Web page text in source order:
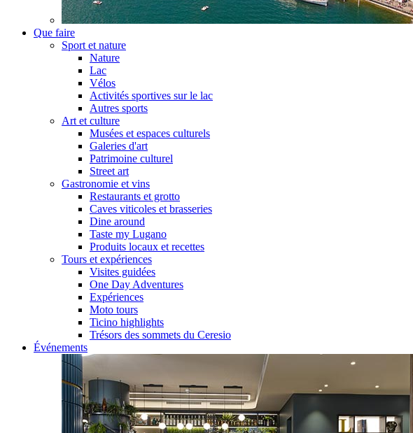
Que faire
Sport et nature
Nature
Lac
Vélos
Activités sportives sur le lac
Autres sports
Art et culture
Musées et espaces culturels
Galeries d'art
Patrimoine culturel
Street art
Gastronomie et vins
Restaurants et grotto
Caves viticoles et brasseries
Dine around
Taste my Lugano
Produits locaux et recettes
Tours et expériences
Visites guidées
One Day Adventures
Expériences
Moto tours
Ticino highlights
Trésors des sommets du Ceresio
Événements